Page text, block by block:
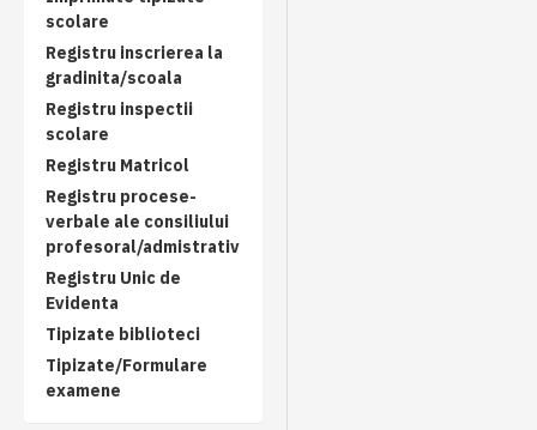
scolare
Registru inscrierea la
gradinita/scoala
Registru inspectii
scolare
Registru Matricol
Registru procese-
verbale ale consiliului
profesoral/admistrativ
Registru Unic de
Evidenta
Tipizate biblioteci
Tipizate/Formulare
examene